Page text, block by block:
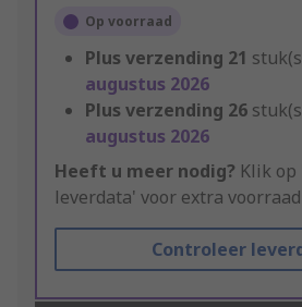
Op voorraad
Plus verzending 21
augustus 2026
Plus verzending 26
augustus 2026
Heeft u meer nodig? Klik
leverdata' voor extra
Controleer